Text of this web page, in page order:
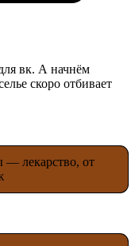
вк. А начнём
скоро отбивает
лекарство, от